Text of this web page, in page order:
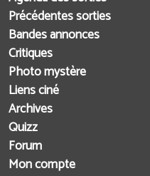
Précédentes sorties
Bandes annonces
Critiques
Photo mystère
Liens ciné
Archives
Quizz
Forum
Mon compte